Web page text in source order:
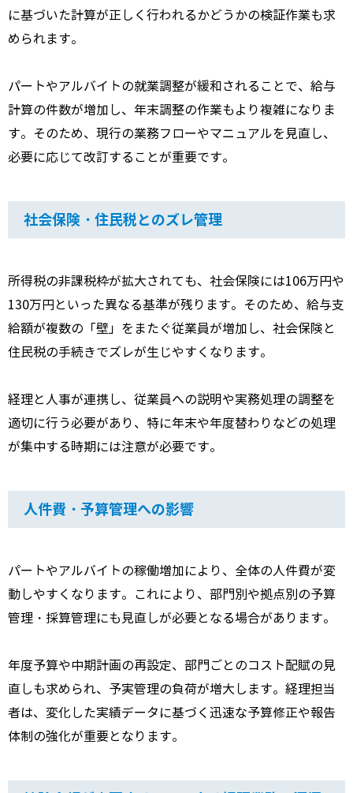
に基づいた計算が正しく行われるかどうかの検証作業も求
められます。
パートやアルバイトの就業調整が緩和されることで、給与
計算の件数が増加し、年末調整の作業もより複雑になりま
す。そのため、現行の業務フローやマニュアルを見直し、
必要に応じて改訂することが重要です。
社会保険・住民税とのズレ管理
所得税の非課税枠が拡大されても、社会保険には106万円や
130万円といった異なる基準が残ります。そのため、給与支
給額が複数の「壁」をまたぐ従業員が増加し、社会保険と
住民税の手続きでズレが生じやすくなります。
経理と人事が連携し、従業員への説明や実務処理の調整を
適切に行う必要があり、特に年末や年度替わりなどの処理
が集中する時期には注意が必要です。
人件費・予算管理への影響
パートやアルバイトの稼働増加により、全体の人件費が変
動しやすくなります。これにより、部門別や拠点別の予算
管理・採算管理にも見直しが必要となる場合があります。
年度予算や中期計画の再設定、部門ごとのコスト配賦の見
直しも求められ、予実管理の負荷が増大します。経理担当
者は、変化した実績データに基づく迅速な予算修正や報告
体制の強化が重要となります。